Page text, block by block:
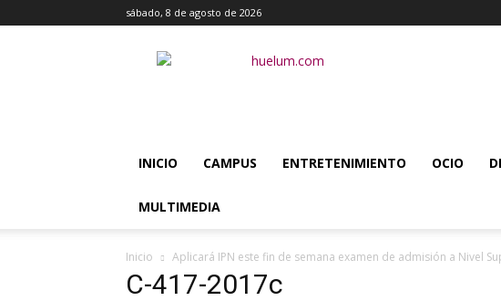
sábado, 8 de agosto de 2026
Huélum
INICIO CAMPUS ENTRETENIMIENTO OCIO
MULTIMEDIA
Inicio Aplicará IPN este fin de semana examen de admisión a Nivel
C-417-2017c